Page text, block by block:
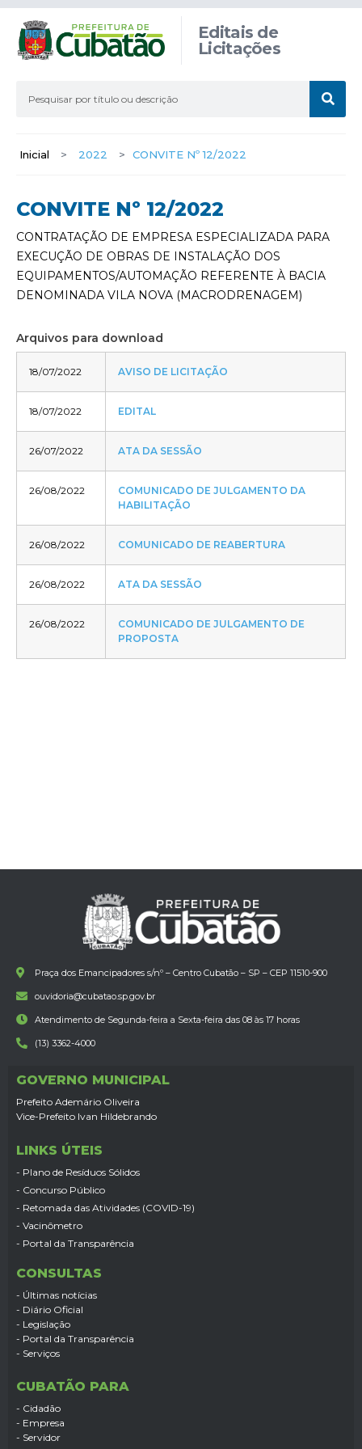
Editais de
Licitações
Inicial > 2022 > CONVITE Nº 12/2022
CONVITE Nº 12/2022
CONTRATAÇÃO DE EMPRESA ESPECIALIZADA PARA
EXECUÇÃO DE OBRAS DE INSTALAÇÃO DOS
EQUIPAMENTOS/AUTOMAÇÃO REFERENTE À BACIA
DENOMINADA VILA NOVA (MACRODRENAGEM)
Arquivos para download
18/07/2022 AVISO DE LICITAÇÃO
18/07/2022 EDITAL
26/07/2022 ATA DA SESSÃO
26/08/2022
COMUNICADO DE JULGAMENTO DA
HABILITAÇÃO
26/08/2022 COMUNICADO DE REABERTURA
26/08/2022 ATA DA SESSÃO
26/08/2022
COMUNICADO DE JULGAMENTO DE
PROPOSTA
Praça dos Emancipadores s/nº – Centro Cubatão – SP – CEP 11510-900
ouvidoria@cubatao.sp.gov.br
Atendimento de Segunda-feira a Sexta-feira das 08 às 17 horas
(13) 3362-4000
GOVERNO MUNICIPAL
Prefeito Ademário Oliveira
Vice-Prefeito Ivan Hildebrando
LINKS ÚTEIS
- Plano de Resíduos Sólidos
- Concurso Público
- Retomada das Atividades (COVID-19)
- Vacinômetro
- Portal da Transparência
CONSULTAS
- Últimas notícias
- Diário Oficial
- Legislação
- Portal da Transparência
- Serviços
CUBATÃO PARA
- Cidadão
- Empresa
- Servidor